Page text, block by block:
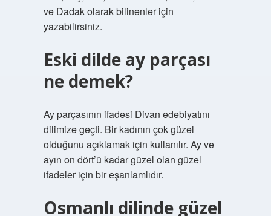
ve Dadak olarak bilinenler için
yazabilirsiniz.
Eski dilde ay parçası
ne demek?
Ay parçasının ifadesi Divan edebiyatını
dilimize geçti. Bir kadının çok güzel
olduğunu açıklamak için kullanılır. Ay ve
ayın on dört’ü kadar güzel olan güzel
ifadeler için bir eşanlamlıdır.
Osmanlı dilinde güzel